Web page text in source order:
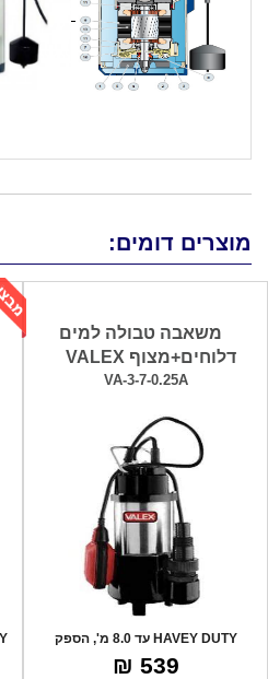
מוצרים דומים:
משאבה טבולה למים
דלוחים+מצוף VALEX
VA-3-7-0.25A
HAVEY DUTY עד 8.0 מ', הספק
שאיבה 110 לי
539 ₪